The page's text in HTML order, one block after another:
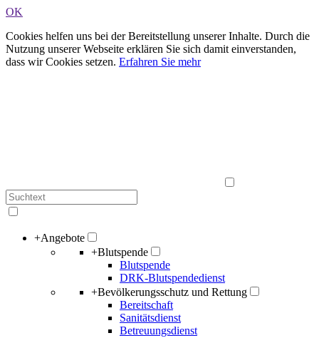
OK
Cookies helfen uns bei der Bereitstellung unserer Inhalte. Durch die
Nutzung unserer Webseite erklären Sie sich damit einverstanden,
dass wir Cookies setzen. Erfahren Sie mehr
+Angebote
+Blutspende
Blutspende
DRK-Blutspendedienst
+Bevölkerungsschutz und Rettung
Bereitschaft
Sanitätsdienst
Betreuungsdienst